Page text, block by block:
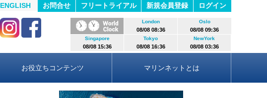
ログイン
新規会員登録
フリートライアル
お問合せ
ENGLISH
Oslo
08/08 09:36
London
08/08 08:36
NewYork
08/08 03:36
Tokyo
08/08 16:36
Singapore
08/08 15:36
お役立ちコンテンツ マリンネットとは